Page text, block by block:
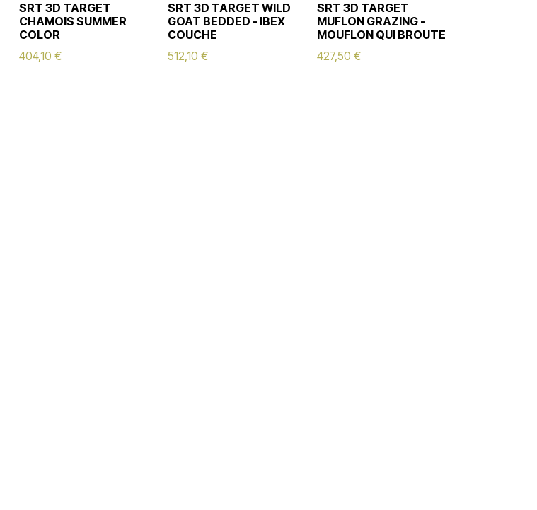
SRT 3D TARGET
CHAMOIS SUMMER
COLOR
404,10 €
SRT 3D TARGET WILD
GOAT BEDDED - IBEX
COUCHE
512,10 €
SRT 3D TARGET
MUFLON GRAZING -
MOUFLON QUI BROUTE
427,50 €